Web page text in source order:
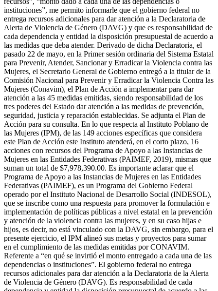
instituciones”, me permito informarle que el gobierno federal no
entrega recursos adicionales para dar atención a la Declaratoria de
Alerta de Violencia de Género (DAVG) y que es responsabilidad de
cada dependencia y entidad la disposición presupuestal de acuerdo a
las medidas que deba atender. Derivado de dicha Declaratoria, el
pasado 22 de mayo, en la Primer sesión ordinaria del Sistema Estatal
para Prevenir, Atender, Sancionar y Erradicar la Violencia contra las
Mujeres, el Secretario General de Gobierno entregó a la titular de la
Comisión Nacional para Prevenir y Erradicar la Violencia Contra las
Mujeres (Conavim), el Plan de Acción a implementar para dar
atención a las 45 medidas emitidas, siendo responsabilidad de los
tres poderes del Estado dar atención a las medidas de prevención,
seguridad, justicia y reparación establecidas. Se adjunta el Plan de
Acción para su consulta. En lo que respecta al Instituto Poblano de
las Mujeres (IPM), de las 149 acciones específicas que considera
este Plan de Acción este Instituto atenderá, en el corto plazo, 16
acciones con recursos del Programa de Apoyo a las Instancias de
Mujeres en las Entidades Federativas (PAIMEF, 2019), mismas que
suman un total de $7,978,390.00. Es importante aclarar que el
Programa de Apoyo a las Instancias de Mujeres en las Entidades
Federativas (PAIMEF), es un Programa del Gobierno Federal
operado por el Instituto Nacional de Desarrollo Social (INDESOL),
que se inscribe como una respuesta para promover la formulación e
implementación de políticas públicas a nivel estatal en la prevención
y atención de la violencia contra las mujeres, y en su caso hijas e
hijos, es decir, no está vinculado con la DAVG, sin embargo, para el
presente ejercicio, el IPM alineó sus metas y proyectos para sumar
en el cumplimiento de las medidas emitidas por CONAVIM.
Referente a “en qué se invirtió el monto entregado a cada una de las
dependencias o instituciones”. El gobierno federal no entrega
recursos adicionales para dar atención a la Declaratoria de la Alerta
de Violencia de Género (DAVG). Es responsabilidad de cada